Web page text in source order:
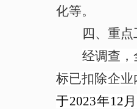
化等。
四、 重点
经调查，
标已扣除企业
于2023年12